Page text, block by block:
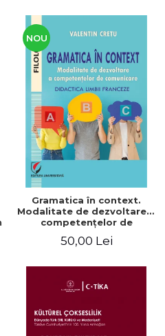
NOU
Gramatica în context.
Modalitate de dezvoltare a
competenţelor de
limbii franceze
50,00 Lei